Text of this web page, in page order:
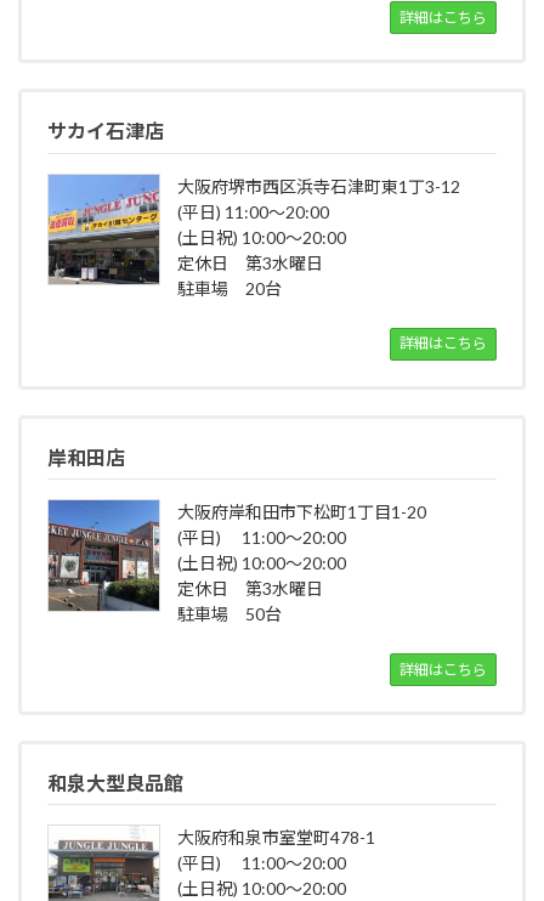
詳細はこちら
サカイ石津店
大阪府堺市西区浜寺石津町東1丁3-12
(平日) 11:00～20:00
(土日祝) 10:00～20:00
定休日 第3水曜日
駐車場 20台
詳細はこちら
岸和田店
大阪府岸和田市下松町1丁目1-20
(平日) 11:00～20:00
(土日祝) 10:00～20:00
定休日 第3水曜日
駐車場 50台
詳細はこちら
和泉大型良品館
大阪府和泉市室堂町478-1
(平日) 11:00～20:00
(土日祝) 10:00～20:00